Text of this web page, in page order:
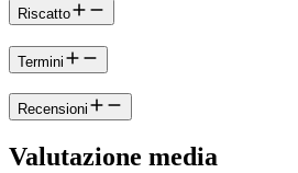
Riscatto
Termini
Recensioni
Valutazione media